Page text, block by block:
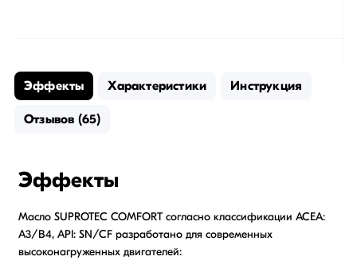
Эффекты Характеристики Инструкция
Отзывов (65)
Эффекты
Масло SUPROTEC COMFORT согласно классификации ACEA:
A3/B4, API: SN/CF разработано для современных
высоконагруженных двигателей: